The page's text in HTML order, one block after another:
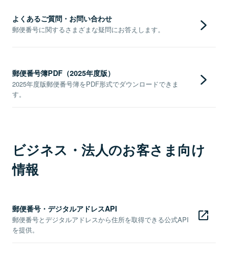
よくあるご質問・お問い合わせ
郵便番号に関するさまざまな疑問にお答えします。
郵便番号簿PDF（2025年度版）
2025年度版郵便番号簿をPDF形式でダウンロードできま
す。
ビジネス・法人のお客さま向け
情報
郵便番号・デジタルアドレスAPI
郵便番号とデジタルアドレスから住所を取得できる公式API
を提供。